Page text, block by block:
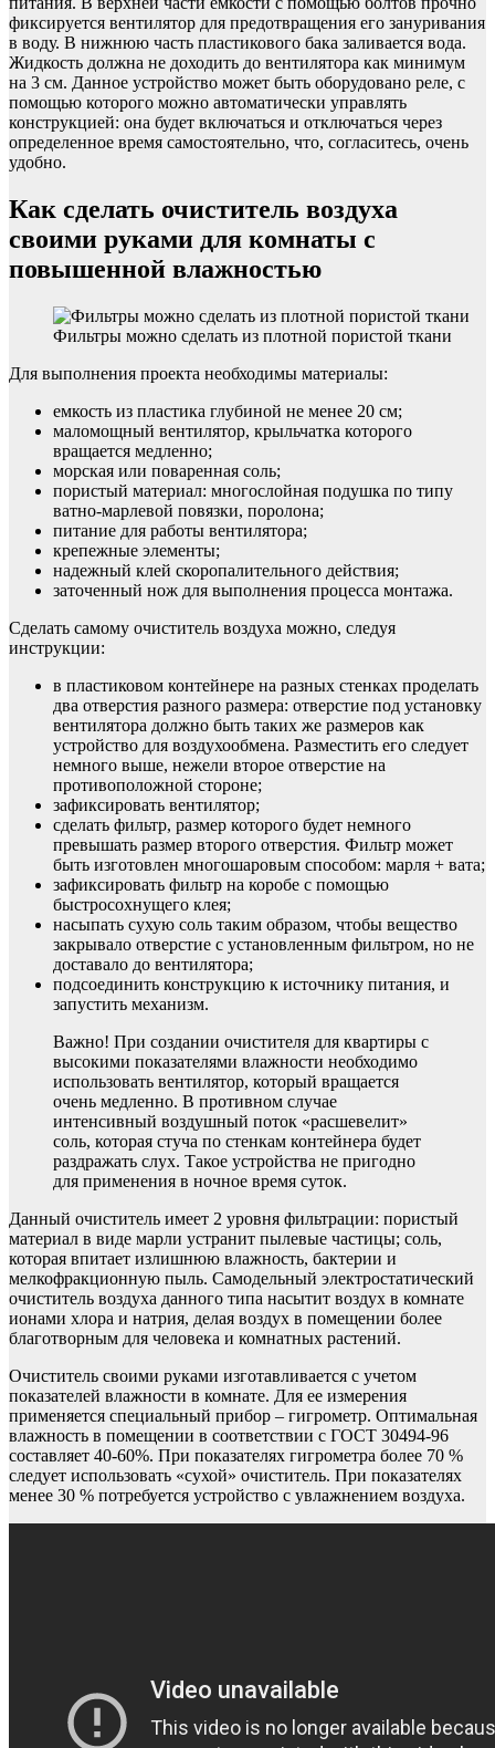
фиксируется вентилятор для предотвращения его зануривания
в воду. В нижнюю часть пластикового бака заливается вода.
Жидкость должна не доходить до вентилятора как минимум
на 3 см. Данное устройство может быть оборудовано реле, с
помощью которого можно автоматически управлять
конструкцией: она будет включаться и отключаться через
определенное время самостоятельно, что, согласитесь, очень
удобно.
Как сделать очиститель воздуха
своими руками для комнаты с
повышенной влажностью
Фильтры можно сделать из плотной пористой ткани
Для выполнения проекта необходимы материалы:
емкость из пластика глубиной не менее 20 см;
маломощный вентилятор, крыльчатка которого
вращается медленно;
морская или поваренная соль;
пористый материал: многослойная подушка по типу
ватно-марлевой повязки, поролона;
питание для работы вентилятора;
крепежные элементы;
надежный клей скоропалительного действия;
заточенный нож для выполнения процесса монтажа.
Сделать самому очиститель воздуха можно, следуя
инструкции:
в пластиковом контейнере на разных стенках проделать
два отверстия разного размера: отверстие под установку
вентилятора должно быть таких же размеров как
устройство для воздухообмена. Разместить его следует
немного выше, нежели второе отверстие на
противоположной стороне;
зафиксировать вентилятор;
сделать фильтр, размер которого будет немного
превышать размер второго отверстия. Фильтр может
быть изготовлен многошаровым способом: марля + вата;
зафиксировать фильтр на коробе с помощью
быстросохнущего клея;
насыпать сухую соль таким образом, чтобы вещество
закрывало отверстие с установленным фильтром, но не
доставало до вентилятора;
подсоединить конструкцию к источнику питания, и
запустить механизм.
Важно! При создании очистителя для квартиры с
высокими показателями влажности необходимо
использовать вентилятор, который вращается
очень медленно. В противном случае
интенсивный воздушный поток «расшевелит»
соль, которая стуча по стенкам контейнера будет
раздражать слух. Такое устройства не пригодно
для применения в ночное время суток.
Данный очиститель имеет 2 уровня фильтрации: пористый
материал в виде марли устранит пылевые частицы; соль,
которая впитает излишнюю влажность, бактерии и
мелкофракционную пыль. Самодельный электростатический
очиститель воздуха данного типа насытит воздух в комнате
ионами хлора и натрия, делая воздух в помещении более
благотворным для человека и комнатных растений.
Очиститель своими руками изготавливается с учетом
показателей влажности в комнате. Для ее измерения
применяется специальный прибор – гигрометр. Оптимальная
влажность в помещении в соответствии с ГОСТ 30494-96
составляет 40-60%. При показателях гигрометра более 70 %
следует использовать «сухой» очиститель. При показателях
менее 30 % потребуется устройство с увлажнением воздуха.